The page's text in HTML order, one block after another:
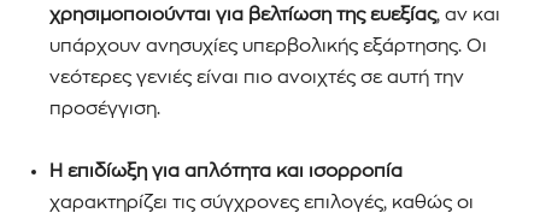
χρησιμοποιούνται για βελτίωση της ευεξίας, αν και
υπάρχουν ανησυχίες υπερβολικής εξάρτησης. Οι
νεότερες γενιές είναι πιο ανοιχτές σε αυτή την
προσέγγιση.
Η επιδίωξη για απλότητα και ισορροπία
χαρακτηρίζει τις σύγχρονες επιλογές, καθώς οι